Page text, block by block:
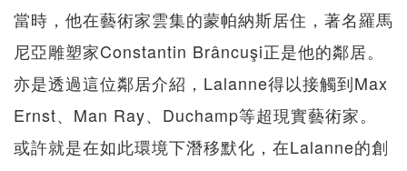
當時，他在藝術家雲集的蒙帕納斯居住，著名羅馬
尼亞雕塑家Constantin Brâncuşi正是他的鄰居。
亦是透過這位鄰居介紹，Lalanne得以接觸到Max
Ernst、Man Ray、Duchamp等超現實藝術家。
或許就是在如此環境下潛移默化，在Lalanne的創